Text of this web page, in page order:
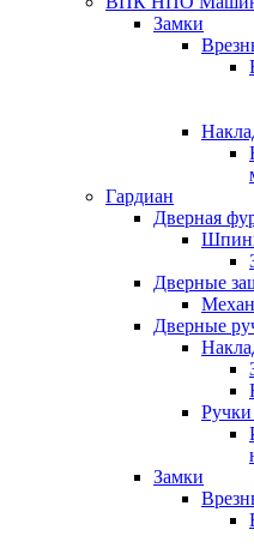
Замки
Гардиан
Дверная
Дверные
Дверные
Замки